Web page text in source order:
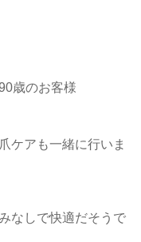
歳のお客様
ケアも一緒に行いま
なしで快適だそうで